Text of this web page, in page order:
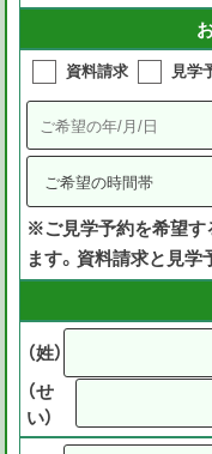
資料請求 見学
※ご見学予約を希望す
ます。資料請求と見学
（姓）
（せ
い）